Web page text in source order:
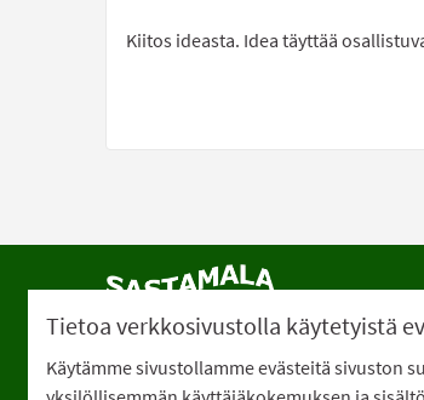
Tietoa verkkosivustolla käytetyistä
Käytämme sivustollamme evästeitä sivuston
Kiitos ideasta. Idea täyttää
Verkkosivusto luotu